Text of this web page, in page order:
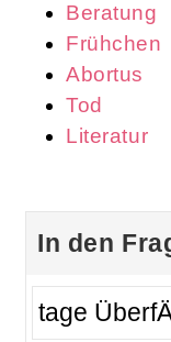
Beratung
Frühchen
Abortus
Tod
Literatur
In den